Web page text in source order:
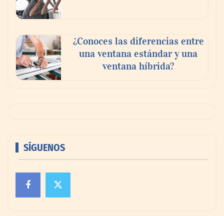
¿Conoces las diferencias entre
una ventana estándar y una
ventana híbrida?
SÍGUENOS